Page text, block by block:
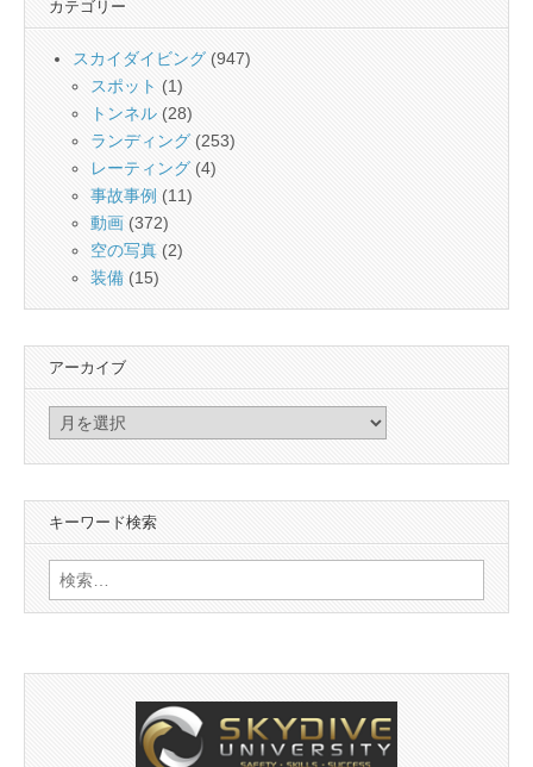
カテゴリー
スカイダイビング (947)
スポット (1)
トンネル (28)
ランディング(253)
レーティング(4)
事故事例 (11)
動画 (372)
空の写真 (2)
装備 (15)
アーカイブ
イ
キーワード検索
検
索: